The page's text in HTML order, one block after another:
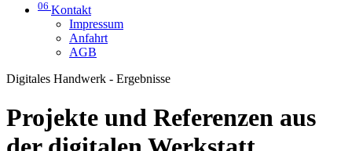
06 Kontakt
Impressum
Anfahrt
AGB
Digitales Handwerk - Ergebnisse
Projekte und Referenzen aus